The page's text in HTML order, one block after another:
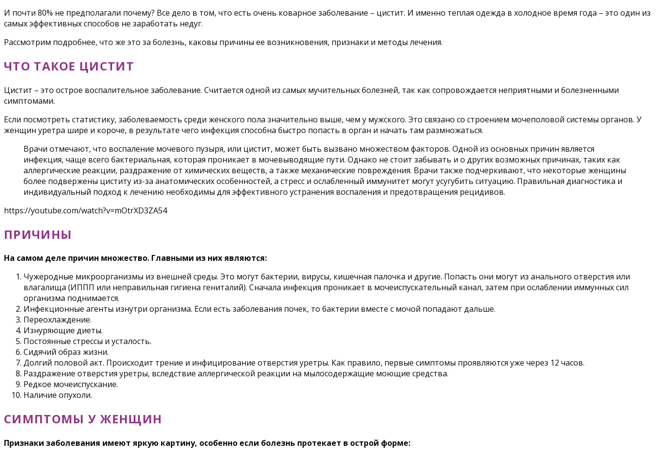
И почти 80% не предполагали почему? Все дело в том, что есть очень коварное заболевание – цистит. И именно теплая одежда в холодное время года – это один из
самых эффективных способов не заработать недуг.
Рассмотрим подробнее, что же это за болезнь, каковы причины ее возникновения, признаки и методы лечения.
ЧТО ТАКОЕ ЦИСТИТ
Цистит – это острое воспалительное заболевание. Считается одной из самых мучительных болезней, так как сопровождается неприятными и болезненными
симптомами.
Если посмотреть статистику, заболеваемость среди женского пола значительно выше, чем у мужского. Это связано со строением мочеполовой системы органов. У
женщин уретра шире и короче, в результате чего инфекция способна быстро попасть в орган и начать там размножаться.
Врачи отмечают, что воспаление мочевого пузыря, или цистит, может быть вызвано множеством факторов. Одной из основных причин является
инфекция, чаще всего бактериальная, которая проникает в мочевыводящие пути. Однако не стоит забывать и о других возможных причинах, таких как
аллергические реакции, раздражение от химических веществ, а также механические повреждения. Врачи также подчеркивают, что некоторые женщины
более подвержены циститу из-за анатомических особенностей, а стресс и ослабленный иммунитет могут усугубить ситуацию. Правильная диагностика и
индивидуальный подход к лечению необходимы для эффективного устранения воспаления и предотвращения рецидивов.
https://youtube.com/watch?v=mOtrXD3ZA54
ПРИЧИНЫ
На самом деле причин множество. Главными из них являются:
Чужеродные микроорганизмы из внешней среды. Это могут бактерии, вирусы, кишечная палочка и другие. Попасть они могут из анального отверстия или
влагалища (ИППП или неправильная гигиена гениталий). Сначала инфекция проникает в мочеиспускательный канал, затем при ослаблении иммунных сил
организма поднимается.
Инфекционные агенты изнутри организма. Если есть заболевания почек, то бактерии вместе с мочой попадают дальше.
Переохлаждение.
Изнуряющие диеты.
Постоянные стрессы и усталость.
Сидячий образ жизни.
Долгий половой акт. Происходит трение и инфицирование отверстия уретры. Как правило, первые симптомы проявляются уже через 12 часов.
Раздражение отверстия уретры, вследствие аллергической реакции на мылосодержащие моющие средства.
Редкое мочеиспускание.
Наличие опухоли.
СИМПТОМЫ У ЖЕНЩИН
Признаки заболевания имеют яркую картину, особенно если болезнь протекает в острой форме: